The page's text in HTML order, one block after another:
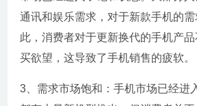
通讯和娱乐需求，对于新款手机的
此，消费者对于更新换代的手机产
买欲望，这导致了手机销售的疲软。
3、需求市场饱和：手机市场已经进